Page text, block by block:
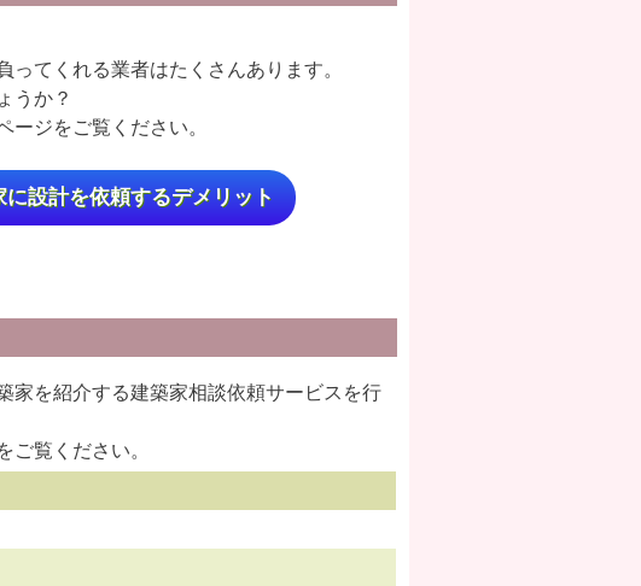
てくれる業者はたくさんあります。
うか？
ジをご覧ください。
設計を依頼するデメリット
家を紹介する建築家相談依頼サービスを行
覧ください。